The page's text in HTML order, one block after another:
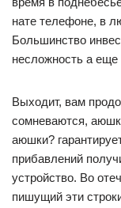
нате телефоне, в
Большинство
несложность а еще
Выходит, вам
сомневаются,
аюшки?
прибавлений
устройство. Во
пишущий эти